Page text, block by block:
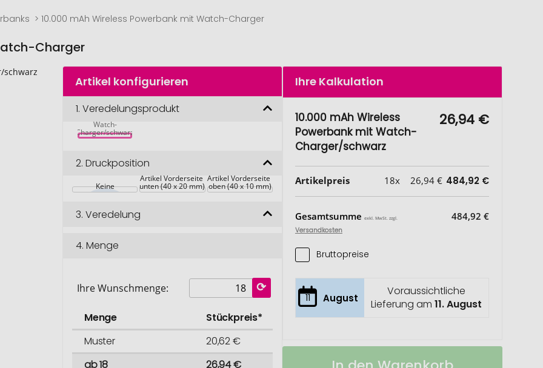
10.000 mAh Wireless Powerbank mit Watch-Charger
Charger
Artikel konfigurieren
1.Veredelungsprodukt
Wireless
Watch-
Charger/schwarz
2.Druckposition
Keine
Artikel Vorderseite
unten (40 x 20 mm)
Artikel Vorderseite
oben (40 x 10 mm)
3.Veredelung
4.Menge
Ihre Wunschmenge:
Menge
Stückpreis*
Muster
20,62 €
ab 18
26,94 €
Ihre Kalkulation
10.000 mAh Wireless
Powerbank mit Watch-
Charger/schwarz
26,94 €
Artikelpreis 18x 26,94 € 484,92 €
Gesamtsumme exkl. MwSt. zzgl.
Versandkosten
484,92 €
Bruttopreise
11 August
Voraussichtliche
Lieferung am 11. August
10.000
Auf